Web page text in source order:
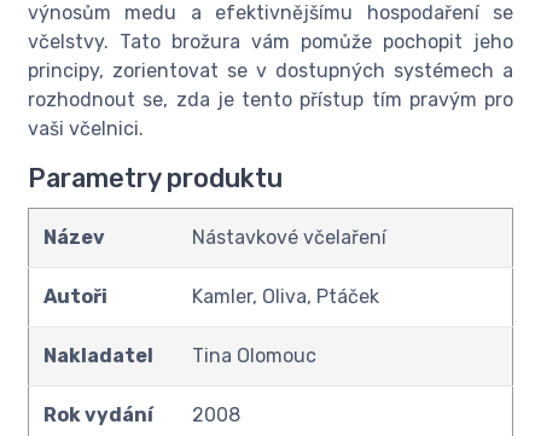
výnosům medu a efektivnějšímu hospodaření se
včelstvy. Tato brožura vám pomůže pochopit jeho
principy, zorientovat se v dostupných systémech a
rozhodnout se, zda je tento přístup tím pravým pro
vaši včelnici.
Parametry produktu
Název Nástavkové včelaření
Autoři Kamler, Oliva, Ptáček
Nakladatel Tina Olomouc
Rok vydání 2008